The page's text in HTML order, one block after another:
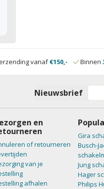
vanaf€150,- Binnen
Nieuwsbrief
en
of retourneren
van je
afhalen
Gira
Busch-
Jung
Hager
Philips